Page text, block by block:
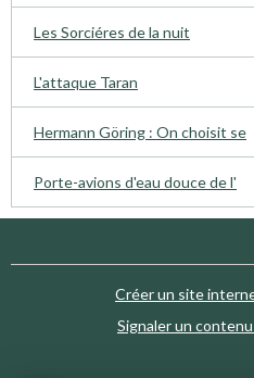
Les Sorciéres de la nuit
L'attaque Taran
Hermann Göring : On choisit se
Porte-avions d'eau douce de l'
Créer un site
Signaler un